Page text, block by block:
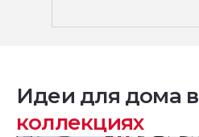
Идеи для дома в
коллекциях